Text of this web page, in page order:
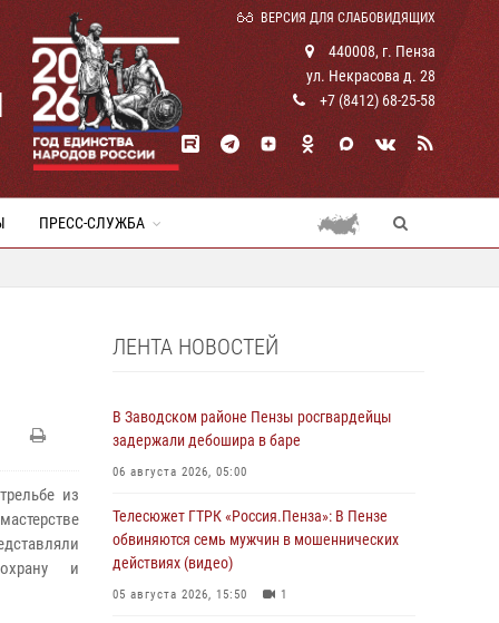
ВЕРСИЯ ДЛЯ СЛАБОВИДЯЩИХ
440008, г. Пенза
ул. Некрасова д. 28
+7 (8412) 68-25-58
ПРЕСС-СЛУЖБА
из
и
ЛЕНТА НОВОСТЕЙ
В Заводском районе Пензы росгвардейцы
задержали дебошира в баре
06 августа 2026, 05:00
Телесюжет ГТРК «Россия.Пенза»: В Пензе
обвиняются семь мужчин в мошеннических
действиях (видео)
05 августа 2026, 15:50 1